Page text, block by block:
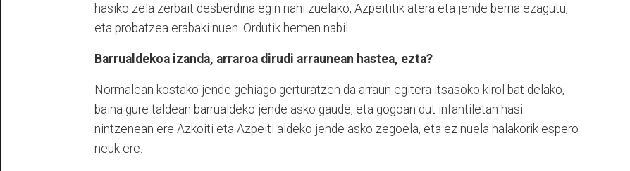
hasiko zela zerbait desberdina egin nahi zuelako, Azpeititik atera eta jende berria ezagutu,
eta probatzea erabaki nuen. Ordutik hemen nabil.
Barrualdekoa izanda, arraroa dirudi arraunean hastea, ezta?
Normalean kostako jende gehiago gerturatzen da arraun egitera itsasoko kirol bat delako,
baina gure taldean barrualdeko jende asko gaude, eta gogoan dut infantiletan hasi
nintzenean ere Azkoiti eta Azpeiti aldeko jende asko zegoela, eta ez nuela halakorik espero
neuk ere.